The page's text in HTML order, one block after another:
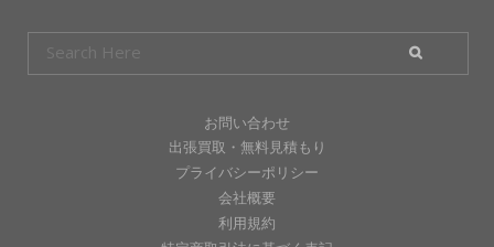
お問い合わせ
出張買取・無料見積もり
プライバシーポリシー
会社概要
利用規約